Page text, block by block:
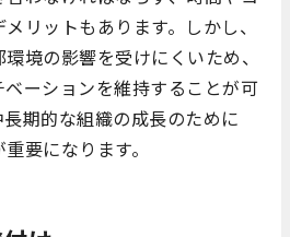
リットもあります。しかし、
境の影響を受けにくいため、
ーションを維持することが可
期的な組織の成長のために
要になります。